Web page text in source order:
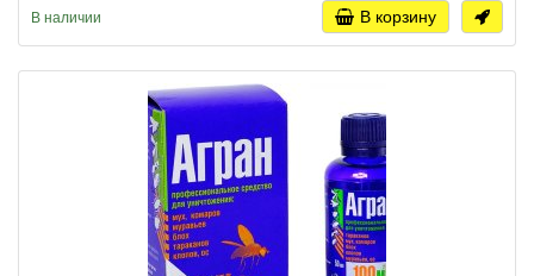
В наличии В корзину